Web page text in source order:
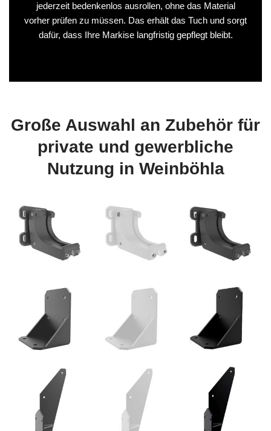
jederzeit bedenkenlos ausrollen, ohne das Material
vorher prüfen zu müssen. Das erhält das Tuch und sorgt
dafür, dass Ihre Markise langfristig gepflegt bleibt.
Große Auswahl an Zubehör für
private und gewerbliche
Nutzung in Weinböhla